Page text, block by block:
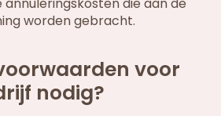
worden gebracht.
voor
nodig?